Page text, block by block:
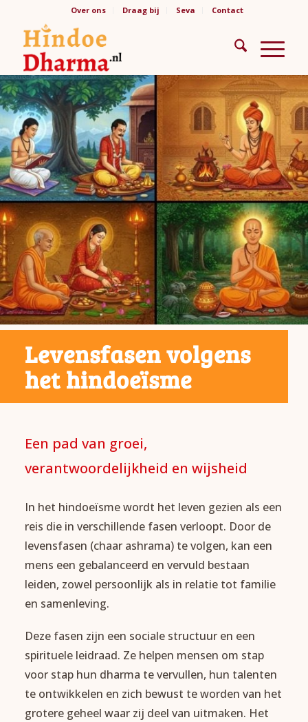
Over ons Draag bij Seva Contact
Levensfasen volgens
het hindoeïsme
Een pad van groei,
verantwoordelijkheid en wijsheid
In het hindoeïsme wordt het leven gezien als een
reis die in verschillende fasen verloopt. Door de
levensfasen (chaar ashrama) te volgen, kan een
mens een gebalanceerd en vervuld bestaan
leiden, zowel persoonlijk als in relatie tot familie
en samenleving.
Deze fasen zijn een sociale structuur en een
spirituele leidraad. Ze helpen mensen om stap
voor stap hun dharma te vervullen, hun talenten
te ontwikkelen en zich bewust te worden van het
grotere geheel waar zij deel van uitmaken. Het